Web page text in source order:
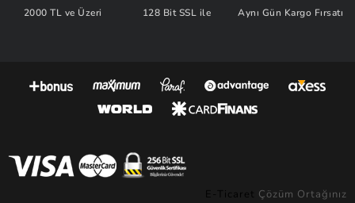
2000 TL ve Üzeri 128 Bit SSL ile Aynı Gün Kargo Fırsatı
E-Ticaret Çözüm Ortağınız